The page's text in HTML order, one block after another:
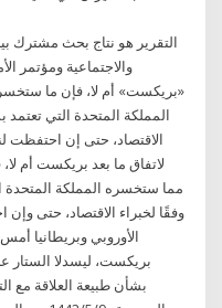
التقرير هو نتاج بحث مشترك
والاجتماعية ومؤتمر
«بريكست» أم لا، فإن ما
المملكة المتحدة التي تعتمد
الاقتصاد، حتى إن احتفظت
لاتفاق ما بعد بريكست أم
مما ستخسره المملكة المتحدة
وفقًا لخبراء الاقتصاد، حتى
الأوروبي وبريطانيا
بريكست، ليسدلا
بشأن طبيعة العلاقة مع